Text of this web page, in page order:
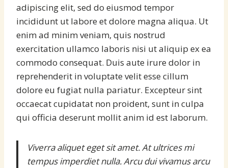
adipiscing elit, sed do eiusmod tempor
incididunt ut labore et dolore magna aliqua. Ut
enim ad minim veniam, quis nostrud
exercitation ullamco laboris nisi ut aliquip ex ea
commodo consequat. Duis aute irure dolor in
reprehenderit in voluptate velit esse cillum
dolore eu fugiat nulla pariatur. Excepteur sint
occaecat cupidatat non proident, sunt in culpa
qui officia deserunt mollit anim id est laborum.
Viverra aliquet eget sit amet. At ultrices mi
tempus imperdiet nulla. Arcu dui vivamus arcu